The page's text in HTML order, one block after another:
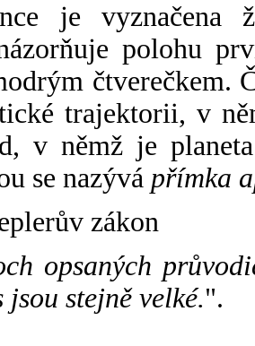
je vyznačena
polohu
čtverečkem.
trajektorii, v
v němž je
se nazývá přímka
zákon
opsaných
jsou stejně velké.".